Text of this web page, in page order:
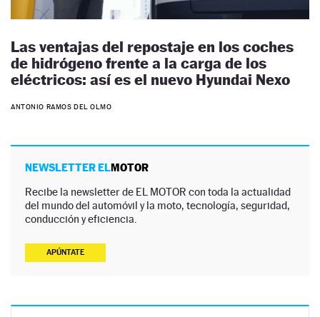
Las ventajas del repostaje en los coches
de hidrógeno frente a la carga de los
eléctricos: así es el nuevo Hyundai Nexo
ANTONIO RAMOS DEL OLMO
NEWSLETTER ELMOTOR
Recibe la newsletter de EL MOTOR con toda la actualidad
del mundo del automóvil y la moto, tecnología, seguridad,
conducción y eficiencia.
APÚNTATE